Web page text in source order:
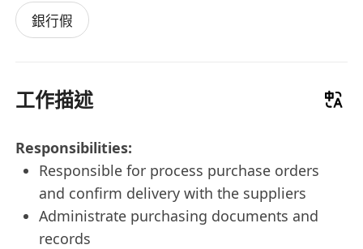
銀行假
工作描述
Responsibilities:
Responsible for process purchase orders
and confirm delivery with the suppliers
Administrate purchasing documents and
records